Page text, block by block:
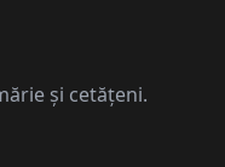
și cetățeni.